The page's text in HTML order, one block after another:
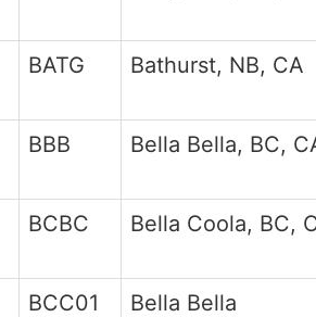
BATG Bathurst, NB, CA
BBB Bella Bella, BC,
BCBC Bella Coola, BC,
BCC01 Bella Bella